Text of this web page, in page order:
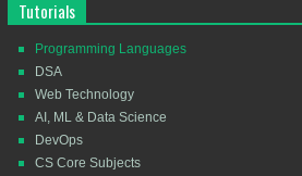
Tutorials
Programming Languages
DSA
Web Technology
AI, ML & Data Science
DevOps
CS Core Subjects